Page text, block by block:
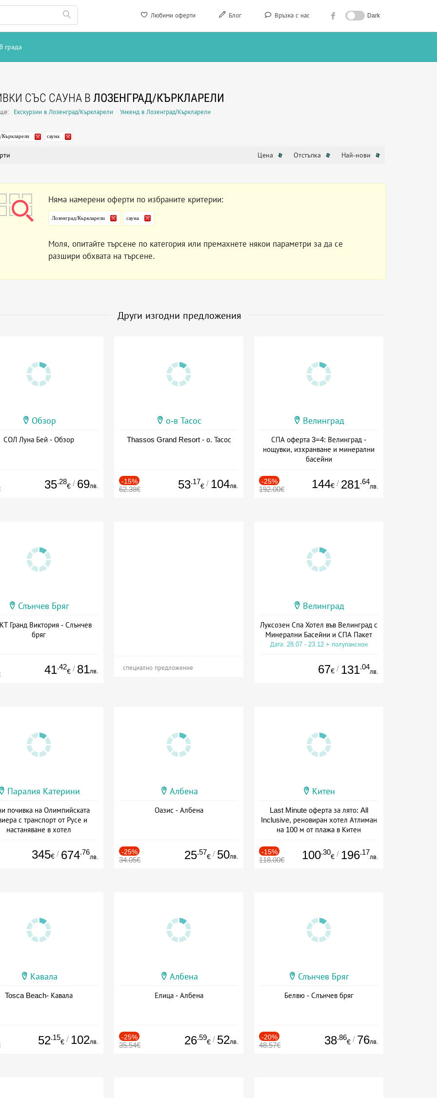
Любими оферти Блог Връзка с нас Dark
В града
СЪС САУНА В ЛОЗЕНГРАД/КЪРКЛАРЕЛИ
Екскурзии в Лозенград/Къркларели Уикенд в Лозенград/Къркларели
Къркларели сауна
Цена Отстъпка Най-нови
Няма намерени оферти по избраните критерии:
Лозенград/Къркларели сауна
Моля, опитайте търсене по категория или премахнете някои параметри за да се
разшири обхвата на търсене.
Други изгодни предложения
Обзор
СОЛ Луна Бей - Обзор
35.28
€ / 69лв.
о-в Тасос
Thassos Grand Resort - о. Тасос
-15%
62.38€ 53.17
€ / 104лв.
Велинград
СПА оферта 3=4: Велинград -
нощувки, изхранване и минерални
басейни
-25%
192.00€ 144€ / 281.64
лв.
Слънчев Бряг
Гранд Виктория - Слънчев
бряг
41.42
€ / 81лв. специално предложение
Велинград
Луксозен Спа Хотел във Велинград с
Минерални Басейни и СПА Пакет
Дата: 28.07 - 23.12 + полупансион
67€ / 131.04
лв.
Паралия Катерини
почивка на Олимпийската
с транспорт от Русе и
настаняване в хотел
345€ / 674.76
лв.
Албена
Оазис - Албена
-25%
34.05€ 25.57
€ / 50лв.
Китен
Last Minute оферта за лято: All
Inclusive, реновиран хотел Атлиман
на 100 м от плажа в Китен
-15%
118.00€ 100.30
€ / 196.17
лв.
Кавала
Tosca Beach- Кавала
52.15
€ / 102лв.
Албена
Елица - Албена
-25%
35.54€ 26.59
€ / 52лв.
Слънчев Бряг
Белвю - Слънчев бряг
-20%
48.57€ 38.86
€ / 76лв.